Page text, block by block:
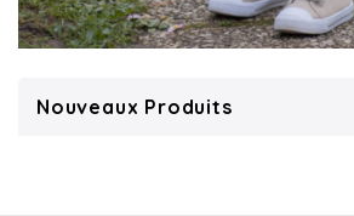
Nouveaux Produits